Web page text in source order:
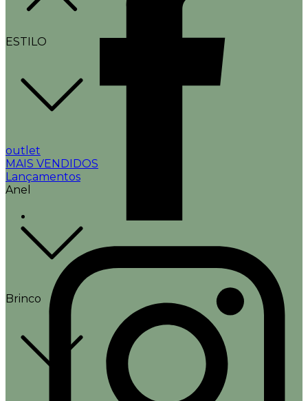
ESTILO
outlet
MAIS VENDIDOS
Lançamentos
Anel
Brinco